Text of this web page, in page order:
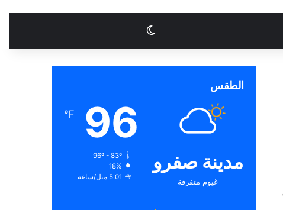
الوضع المظلم
الطقس
مدينة صفرو
غيوم متفرقة
96
℉
96º - 83º
18%
5.01 ميل/ساعة